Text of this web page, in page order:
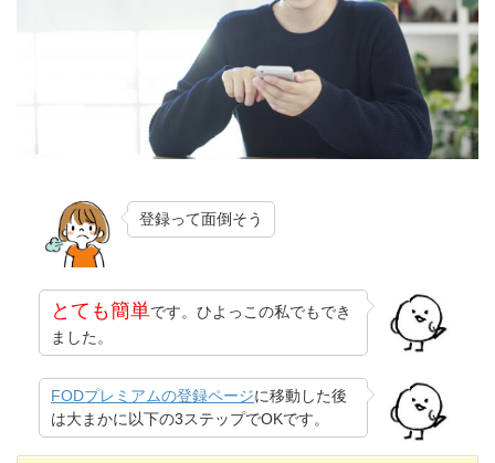
登録って面倒そう
とても簡単です。ひよっこの私でもでき
ました。
FODプレミアムの登録ページに移動した後
は大まかに以下の3ステップでOKです。